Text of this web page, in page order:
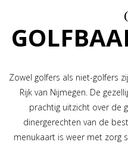
Zowel golfers als niet-golfers
Rijk van Nijmegen. De
prachtig uitzicht over de
dinergerechten van de
menukaart is weer met zorg